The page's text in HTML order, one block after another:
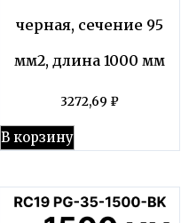
черная, сечение 95
мм2, длина 1000 мм
3272,69 ₽
В корзину